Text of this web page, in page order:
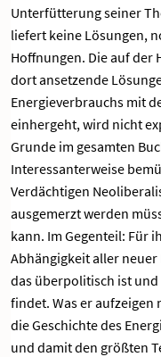
Unterfütterung seiner
liefert keine Lösungen,
Hoffnungen. Die auf der
dort ansetzende
Energieverbrauchs mit
einhergeht, wird nicht
Grunde im gesamten
Interessanterweise
Verdächtigen
ausgemerzt werden
kann. Im Gegenteil: Für
Abhängigkeit aller
das überpolitisch ist und
findet. Was er aufzeigen
die Geschichte des
und damit den größten